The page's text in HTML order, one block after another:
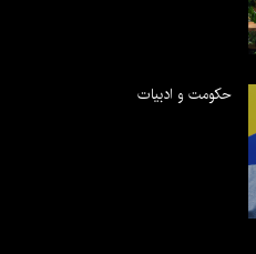
حکومت و ادبیات